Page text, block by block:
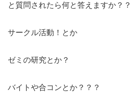
と質問されたら何と答えますか？？
サークル活動！とか
ゼミの研究とか？
バイトや合コンとか？？？